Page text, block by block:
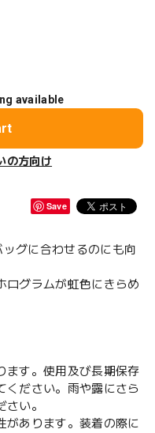
available
の方向け
Save
グに合わせるのにも向
ログラムが虹色にきらめ
す。使用及び長期保存
ください。雨や露にさら
い。
あります。装着の際に